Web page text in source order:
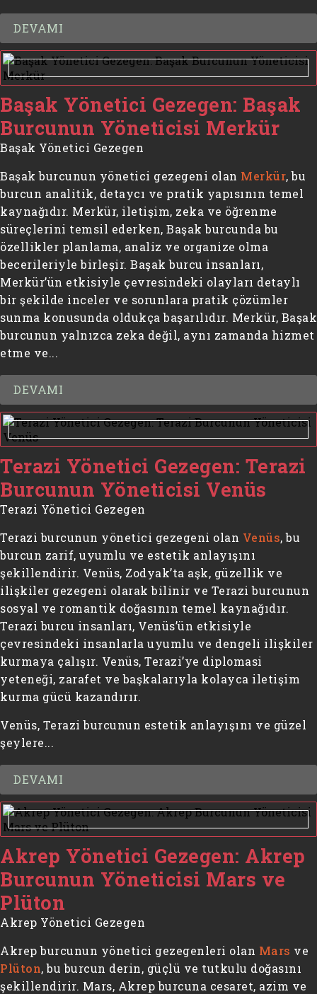
DEVAMI
Başak Yönetici Gezegen: Başak
Burcunun Yöneticisi Merkür
Başak Yönetici Gezegen
Başak burcunun yönetici gezegeni olan Merkür, bu
burcun analitik, detaycı ve pratik yapısının temel
kaynağıdır. Merkür, iletişim, zeka ve öğrenme
süreçlerini temsil ederken, Başak burcunda bu
özellikler planlama, analiz ve organize olma
becerileriyle birleşir. Başak burcu insanları,
Merkür’ün etkisiyle çevresindeki olayları detaylı
bir şekilde inceler ve sorunlara pratik çözümler
sunma konusunda oldukça başarılıdır. Merkür, Başak
burcunun yalnızca zeka değil, aynı zamanda hizmet
etme ve...
DEVAMI
Terazi Yönetici Gezegen: Terazi
Burcunun Yöneticisi Venüs
Terazi Yönetici Gezegen
Terazi burcunun yönetici gezegeni olan Venüs, bu
burcun zarif, uyumlu ve estetik anlayışını
şekillendirir. Venüs, Zodyak’ta aşk, güzellik ve
ilişkiler gezegeni olarak bilinir ve Terazi burcunun
sosyal ve romantik doğasının temel kaynağıdır.
Terazi burcu insanları, Venüs’ün etkisiyle
çevresindeki insanlarla uyumlu ve dengeli ilişkiler
kurmaya çalışır. Venüs, Terazi’ye diplomasi
yeteneği, zarafet ve başkalarıyla kolayca iletişim
kurma gücü kazandırır.
Venüs, Terazi burcunun estetik anlayışını ve güzel
şeylere...
DEVAMI
Akrep Yönetici Gezegen: Akrep
Burcunun Yöneticisi Mars ve
Plüton
Akrep Yönetici Gezegen
Akrep burcunun yönetici gezegenleri olan Mars ve
Plüton, bu burcun derin, güçlü ve tutkulu doğasını
şekillendirir. Mars, Akrep burcuna cesaret, azim ve